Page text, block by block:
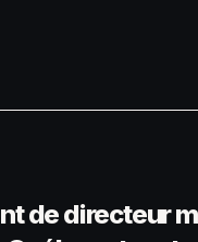
dedirecteur